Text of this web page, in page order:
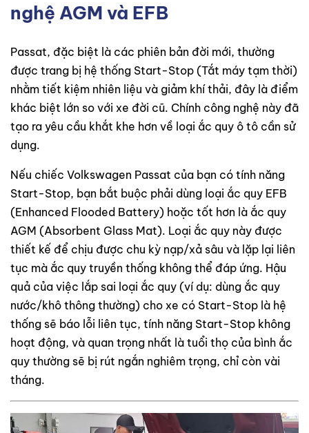
nghệ AGM và EFB
Passat, đặc biệt là các phiên bản đời mới, thường
được trang bị hệ thống Start-Stop (Tắt máy tạm thời)
nhằm tiết kiệm nhiên liệu và giảm khí thải, đây là điểm
khác biệt lớn so với xe đời cũ. Chính công nghệ này đã
tạo ra yêu cầu khắt khe hơn về loại ắc quy ô tô cần sử
dụng.
Nếu chiếc Volkswagen Passat của bạn có tính năng
Start-Stop, bạn bắt buộc phải dùng loại ắc quy EFB
(Enhanced Flooded Battery) hoặc tốt hơn là ắc quy
AGM (Absorbent Glass Mat). Loại ắc quy này được
thiết kế để chịu được chu kỳ nạp/xả sâu và lặp lại liên
tục mà ắc quy truyền thống không thể đáp ứng. Hậu
quả của việc lắp sai loại ắc quy (ví dụ: dùng ắc quy
nước/khô thông thường) cho xe có Start-Stop là hệ
thống sẽ báo lỗi liên tục, tính năng Start-Stop không
hoạt động, và quan trọng nhất là tuổi thọ của bình ắc
quy thường sẽ bị rút ngắn nghiêm trọng, chỉ còn vài
tháng.